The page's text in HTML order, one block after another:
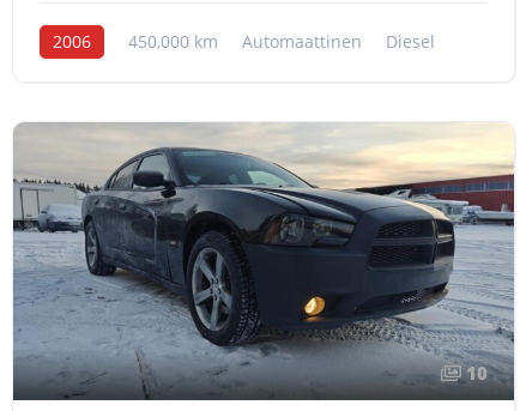
2006 450,000 km Automaattinen Diesel
10